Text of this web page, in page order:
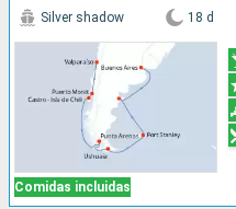
Comidas incluidas
Silver shadow 18 d